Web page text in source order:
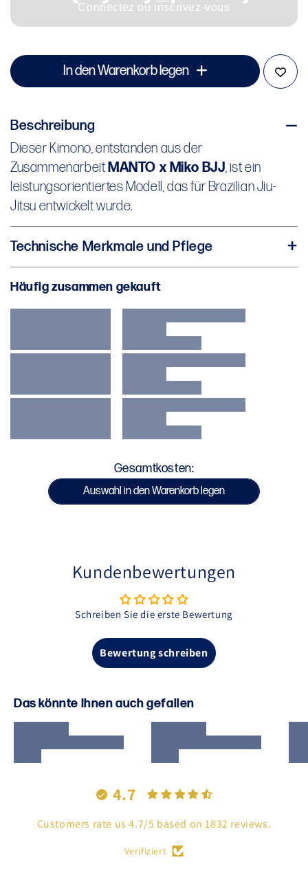
Connectez ou inscrivez-vous
In den Warenkorb legen
Beschreibung
Dieser Kimono, entstanden aus der
Zusammenarbeit MANTO x Miko BJJ, ist ein
leistungsorientiertes Modell, das für Brazilian Jiu-
Jitsu entwickelt wurde.
Technische Merkmale und Pflege
Jacke: Hergestellt aus Pearl-Weave-Gewebe (450
gsm) für hohe Widerstandsfähigkeit
Hose: Aus 10 oz Baumwoll-Twill gefertigt
Komfort und Sicherheit: Ausgestattet mit
verstärkten Nähten und einem mit schnell
trocknendem EVA-Schaum gepolsterten Kragen
SKU : MNG991-BLK
Häufig zusammen gekauft
Gesamtkosten:
Auswahl in den Warenkorb legen
Kundenbewertungen
Schreiben Sie die erste Bewertung
Bewertung schreiben
Das könnte Ihnen auch gefallen
4.7
Customers rate us 4.7/5 based on 1832 reviews.
Verifiziert